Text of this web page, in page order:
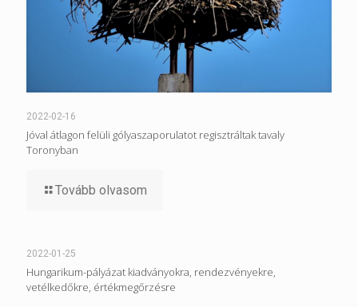
2022-02-16
Jóval átlagon felüli gólyaszaporulatot regisztráltak tavaly
Toronyban
Tovább olvasom
2022-01-25
Hungarikum-pályázat kiadványokra, rendezvényekre,
vetélkedőkre, értékmegőrzésre